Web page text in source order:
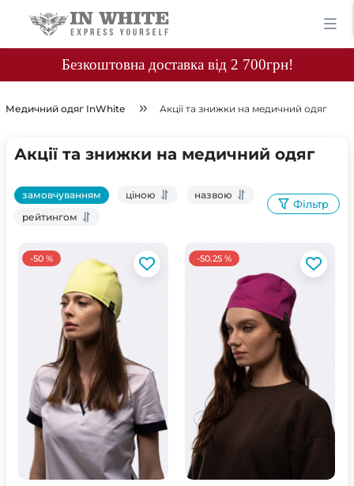
Безкоштовна доставка від 2 700грн!
Медичний одяг InWhite Акції та знижки на медичний одяг
Акції та знижки на медичний одяг
замовчуванням ціною
назвою
рейтингом
Фільтр
-50 % -50.25 %